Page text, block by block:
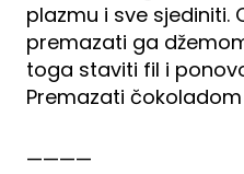
plazmu i sve sjediniti.
premazati ga
toga staviti fil i
Premazati
————